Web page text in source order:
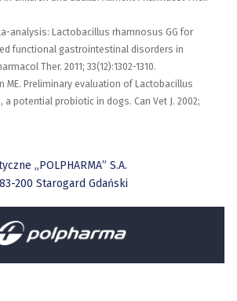
analysis: Lactobacillus rhamnosus GG for
functional gastrointestinal disorders in
Ther. 2011; 33(12):1302-1310.
ME. Preliminary evaluation of Lactobacillus
a potential probiotic in dogs. Can Vet J. 2002;
„POLPHARMA” S.A.
200 Starogard Gdański